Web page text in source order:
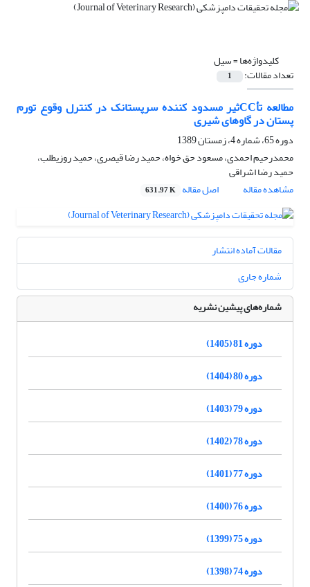
کلیدواژه‌ها =سیل
تعداد مقالات: 1
مطالعه تأCCثیر مسدود کننده سرپستانک در کنترل وقوع تورم
پستان در گاوهای شیری‌
دوره 65، شماره 4، زمستان 1389
محمدرحیم احمدی، مسعود حق خواه، حمید رضا قیصری، حمید روزیطلب،
حمید رضا اشراقی
مشاهده مقاله
اصل مقاله 631.97 K
مقالات آماده انتشار
شماره جاری
شماره‌های پیشین نشریه
دوره 81 (1405)
دوره 80 (1404)
دوره 79 (1403)
دوره 78 (1402)
دوره 77 (1401)
دوره 76 (1400)
دوره 75 (1399)
دوره 74 (1398)